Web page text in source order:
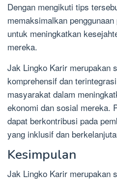
Dengan mengikuti tips
memaksimalkan
untuk meningkatkan
mereka.
Jak Lingko Karir merupakan
komprehensif dan
masyarakat dalam
ekonomi dan sosial mereka.
dapat berkontribusi pada
yang inklusif dan
Kesimpulan
Jak Lingko Karir merupakan